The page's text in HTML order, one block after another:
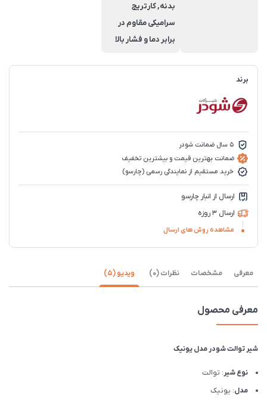
بدنه, کارتریج
سرامیکی مقاوم در
برابر دما و فشار بالا
برند
5 سال ضمانت شودر
ضمانت بهترین قیمت و بیشترین تخفیف
خرید مستقیم از نمایندگی رسمی (چارسو)
ارسال از انبار چارسو
ارسال 3 روزه
مشاهده روش های ارسال
معرفی مشخصات نظرات (0) ویدیو (5)
معرفی محصول
شیر توالت شودر مدل یونیک
نوع شیر: توالت
مدل: یونیک